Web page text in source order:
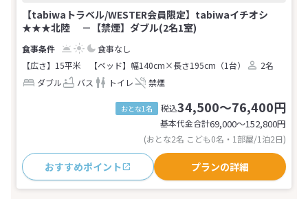
【tabiwaトラベル/WESTER会員限定】tabiwaイチオシ
★★★北陸 －【禁煙】ダブル(2名1室)
食事なし
【広さ】15平米
【ベッド】幅140cm×長さ195cm（1台）
2名
ダブル
バス トイレ 禁煙
おとな1名 税込34,500～76,400円
基本代金合計69,000〜152,800円
(おとな2名 こども0名・1部屋/1泊2日)
おすすめポイント プランの詳細